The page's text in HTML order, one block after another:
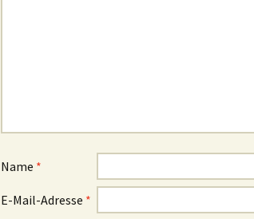
Name *
E-Mail-Adresse *